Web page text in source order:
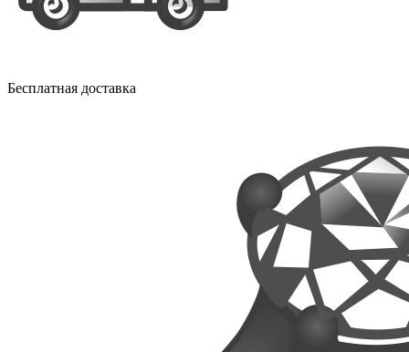
Бесплатная доставка